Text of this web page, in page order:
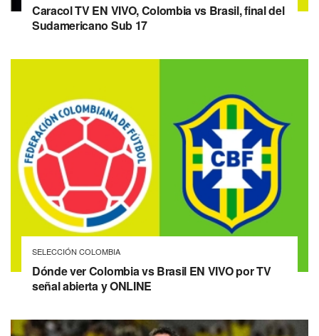
Caracol TV EN VIVO, Colombia vs Brasil, final del
Sudamericano Sub 17
SELECCIÓN COLOMBIA
Dónde ver Colombia vs Brasil EN VIVO por TV
señal abierta y ONLINE